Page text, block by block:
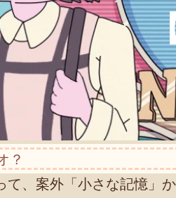
？
、案外「小さな記憶」